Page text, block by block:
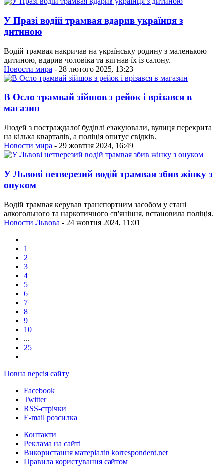
У Празі водій трамвая вдарив українця з
дитиною
Водій трамвая накричав на українську родину з маленькою
дитиною, вдарив чоловіка та вигнав їх із салону.
Новости мира - 28 лютого 2025, 13:23
В Осло трамвай зійшов з рейок і врізався в
магазин
Людей з постраждалої будівлі евакуювали, вулиця перекрита
на кілька кварталів, а поліція опитує свідків.
Новости мира - 29 жовтня 2024, 16:49
У Львові нетверезий водій трамвая збив жінку з
онуком
Водій трамвая керував транспортним засобом у стані
алкогольного та наркотичного сп'яніння, встановила поліція.
Новости Львова - 24 жовтня 2024, 11:01
1
2
3
4
5
6
7
8
9
10
...
25
Повна версія сайту
Facebook
Twitter
RSS-стрічки
E-mail розсилка
Контакти
Реклама на сайті
Використання матеріалів korrespondent.net
Правила користування сайтом